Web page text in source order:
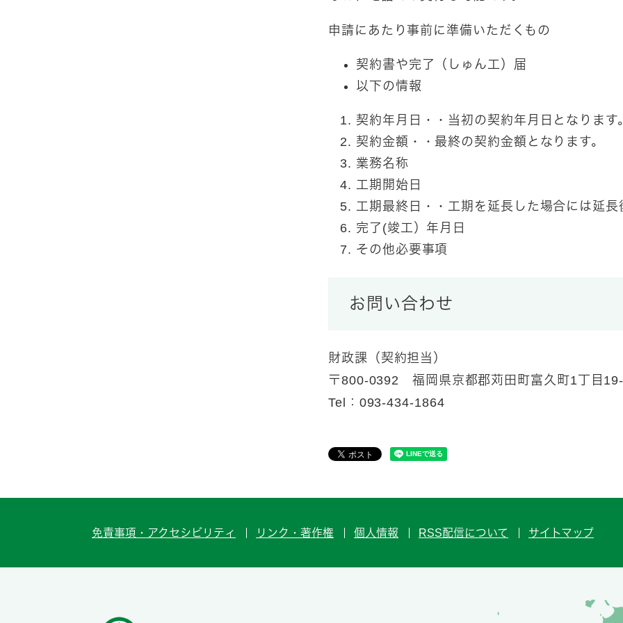
申請にあたり事前に準備いただくもの
契約書や完了（しゅん工）届
以下の情報
契約年月日・・当初の契約年月日となります。
契約金額・・最終の契約金額となります。
業務名称
工期開始日
工期最終日・・工期を延長した場合には延長
完了(竣工）年月日
その他必要事項
お問い合わせ
財政課（契約担当）
〒800-0392 福岡県京都郡苅田町富久町1丁目
Tel：093-434-1864
免責事項・アクセシビリティ リンク・著作権 個人情報 RSS配信について サイトマップ